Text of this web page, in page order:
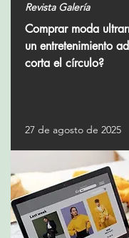
Revista Galería
Comprar moda
un entretenimiento
corta el círculo?
27 de agosto de 2025